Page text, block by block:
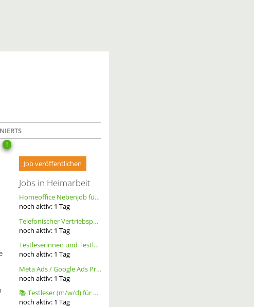
!
Job veröffentlichen
Jobs in Heimarbeit
Homeoffice Nebenjob für Datenerfassung & Terminmanagement – 100 % Remote als Freelancer m/w/d
noch aktiv: 1 Tag
Telefonischer Vertriebspartner
noch aktiv: 1 Tag
Testleserinnen und Testleser für neues Buch gesucht
noch aktiv: 1 Tag
Meta Ads / Google Ads Profi (m/w/d)
noch aktiv: 1 Tag
📚 Testleser (m/w/d) für Bücher gesucht – langfristige Zusammenarbeit
noch aktiv: 1 Tag